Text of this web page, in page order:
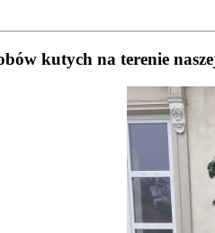
kutych na terenie